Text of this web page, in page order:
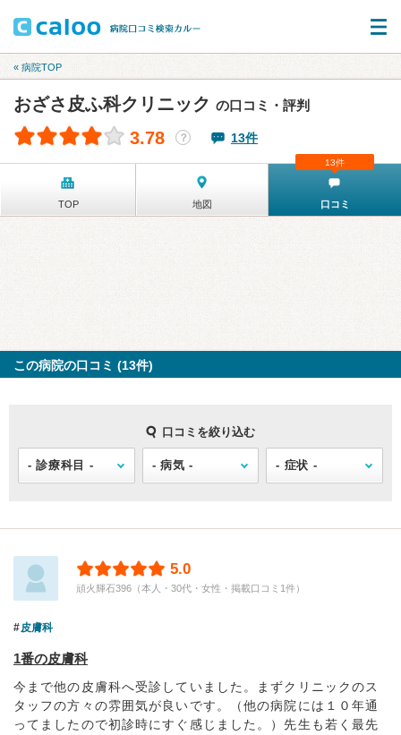
« 病院TOP
おざさ皮ふ科クリニック の口コミ・評判
3.78 ？ 13件
TOP 地図 口コミ
13件
この病院の口コミ (13件)
口コミを絞り込む
5.0
頑火輝石396（本人・30代・女性・掲載口コミ1件）
皮膚科
1番の皮膚科
今まで他の皮膚科へ受診していました。まずクリニックのス
タッフの方々の雰囲気が良いです。（他の病院には１０年通
ってましたので初診時にすぐ感じました。）先生も若く最先